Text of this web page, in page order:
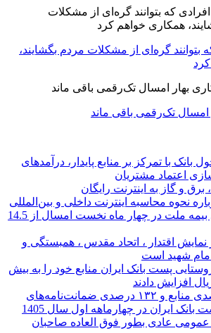
بتوانند گره‌ای از مشکلات مردم بگشایند،
امسال تک‌رقمی باقی ماند
بانک با تمرکز بر منابع پایدار، درآمدهای
اعتماد مشتریان
و گاز به اینترنت رایگان
نحوه محاسبه اینترنت داخلی و بین‌المللی
حق بیمه تولیدی بیمه ملت در چهار ماه نخست امسال از 14.5
نمایش اقتدار ، اتحاد مقدس ، همبستگی و
شهید است
روستایی پست بانک ایران منابع خود را به بیش
افزایش ۷۰ درصدی منابع و ۱۳۲ درصدی ضمانت‌نامه‌های
ایران در چهارماهه اول سال 1405
عادی بطور فوق العاده صاحبان